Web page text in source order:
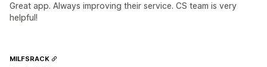
Great app. Always improving their service. CS team is very
helpful!
MILFSRACK